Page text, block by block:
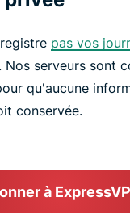
pas vos
. Nos serveurs sont
qu'aucune
conservée.
à